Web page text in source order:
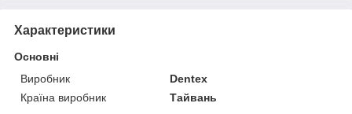
Характеристики
Основні
Виробник
Dentex
Країна виробник
Тайвань